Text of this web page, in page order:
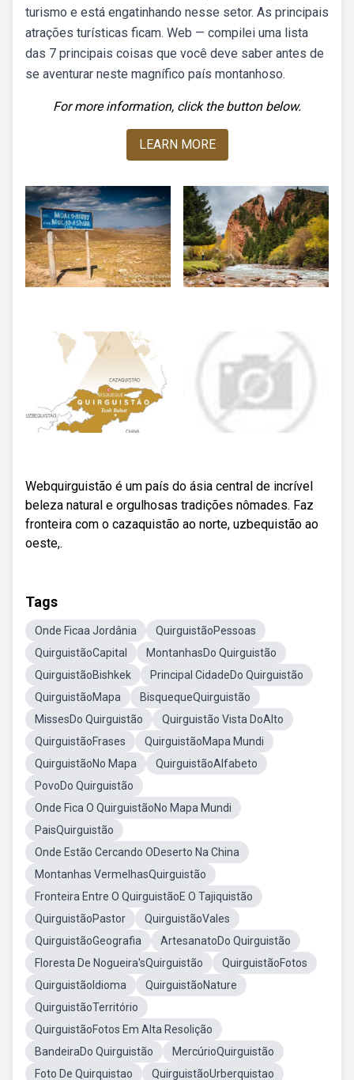
turismo e está engatinhando nesse setor. As principais
atrações turísticas ficam. Web — compilei uma lista
das 7 principais coisas que você deve saber antes de
se aventurar neste magnífico país montanhoso.
For more information, click the button below.
LEARN MORE
Webquirguistão é um país do ásia central de incrível
beleza natural e orgulhosas tradições nômades. Faz
fronteira com o cazaquistão ao norte, uzbequistão ao
oeste,.
Tags
Onde Ficaa Jordânia
QuirguistãoPessoas
QuirguistãoCapital
MontanhasDo Quirguistão
QuirguistãoBishkek
Principal CidadeDo Quirguistão
QuirguistãoMapa
BisquequeQuirguistão
MissesDo Quirguistão
Quirguistão Vista DoAlto
QuirguistãoFrases
QuirguistãoMapa Mundi
QuirguistãoNo Mapa
QuirguistãoAlfabeto
PovoDo Quirguistão
Onde Fica O QuirguistãoNo Mapa Mundi
PaisQuirguistão
Onde Estão Cercando ODeserto Na China
Montanhas VermelhasQuirguistão
Fronteira Entre O QuirguistãoE O Tajiquistão
QuirguistãoPastor
QuirguistãoVales
QuirguistãoGeografia
ArtesanatoDo Quirguistão
Floresta De Nogueira'sQuirguistão
QuirguistãoFotos
QuirguistãoIdioma
QuirguistãoNature
QuirguistãoTerritório
QuirguistãoFotos Em Alta Resolição
BandeiraDo Quirguistão
MercúrioQuirguistão
Foto De Quirquistao
QuirguistãoUrberquistao